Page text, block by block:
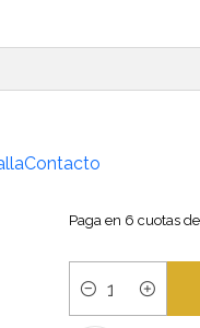
Contacto
|
Paga en 6 cuotas de
Cantidad